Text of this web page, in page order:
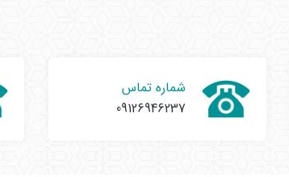
شماره تماس
09126946237